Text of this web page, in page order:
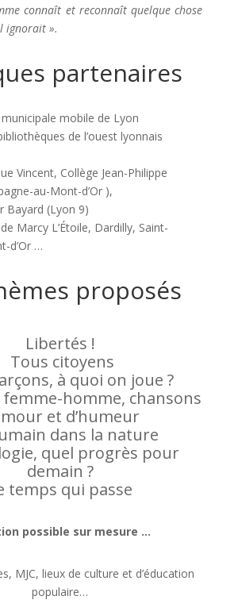
connaît et reconnaît quelque chose
ignorait ».
partenaires
mobile de Lyon
de l’ouest lyonnais
Vincent, Collège Jean-Philippe
au-Mont-d’Or ),
Bayard (Lyon 9)
Marcy L’Étoile, Dardilly, Saint-
d’Or …
proposés
Libertés !
Tous citoyens
à quoi on joue ?
homme, chansons
et d’humeur
dans la nature
quel progrès pour
demain ?
temps qui passe
possible sur mesure …
MJC, lieux de culture et d’éducation
populaire…